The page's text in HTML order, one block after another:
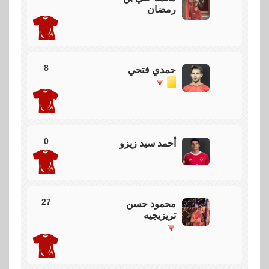
الاهلي سيجري اربعة تبديلات ، بيكهام وجراديشار وبن
شرقي وافشة بدلا من تريزيجيه ووسام ابو علي ودراي
استئناف اللقاء مرة اخري من الدقيقة 61
عودة الاهلي وبالميراس وتجري عمليات التسخين من اجل
رمضان
حمدي فتحي 8
أحمد سيد زيزو 0
محمود حسن
تريزيجيه
27